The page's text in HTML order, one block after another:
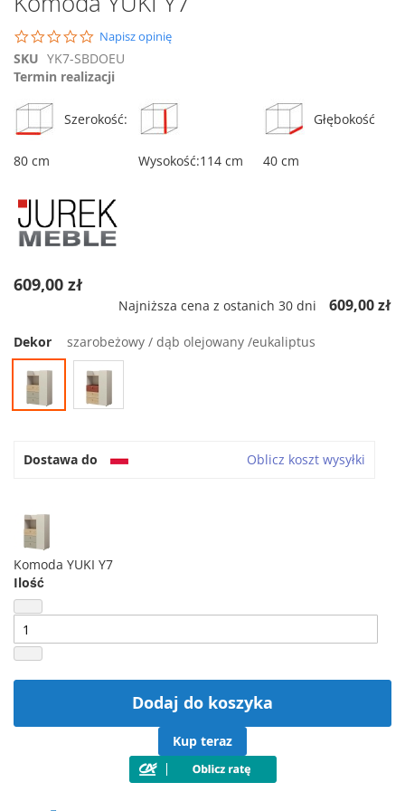
na
początek
galerii
0.0
star
rating
Napisz opinię
SKU YK7-SBDOEU
Termin realizacji
Szerokość:
80 cm Wysokość:114 cm
Głębokość
40 cm
609,00 zł
Najniższa cena z ostanich 30 dni 609,00 zł
Dekor szarobeżowy / dąb olejowany /eukaliptus
Dostawa do Oblicz koszt wysyłki
Komoda YUKI Y7
Ilość
Dodaj do koszyka
Kup teraz